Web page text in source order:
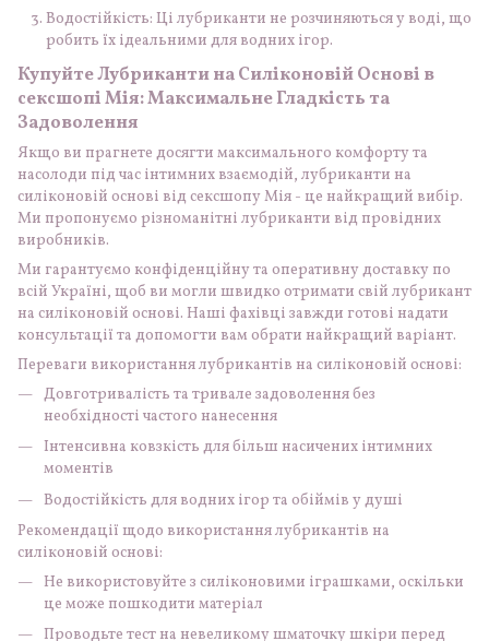
Водостійкість: Ці лубриканти не розчиняються у воді, що
робить їх ідеальними для водних ігор.
Купуйте Лубриканти на Силіконовій Основі в
сексшопі Мія: Максимальне Гладкість та
Задоволення
Якщо ви прагнете досягти максимального комфорту та
насолоди під час інтимних взаємодій, лубриканти на
силіконовій основі від сексшопу Мія - це найкращий вибір.
Ми пропонуємо різноманітні лубриканти від провідних
виробників.
Ми гарантуємо конфіденційну та оперативну доставку по
всій Україні, щоб ви могли швидко отримати свій лубрикант
на силіконовій основі. Наші фахівці завжди готові надати
консультації та допомогти вам обрати найкращий варіант.
Переваги використання лубрикантів на силіконовій основі:
Довготривалість та тривале задоволення без
необхідності частого нанесення
Інтенсивна ковзкість для більш насичених інтимних
моментів
Водостійкість для водних ігор та обіймів у душі
Рекомендації щодо використання лубрикантів на
силіконовій основі:
Не використовуйте з силіконовими іграшками, оскільки
це може пошкодити матеріал
Проводьте тест на невеликому шматочку шкіри перед